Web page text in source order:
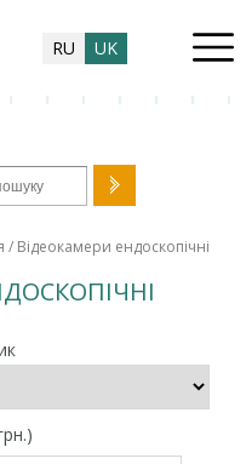
RU UK
/ Відеокамери ендоскопічні